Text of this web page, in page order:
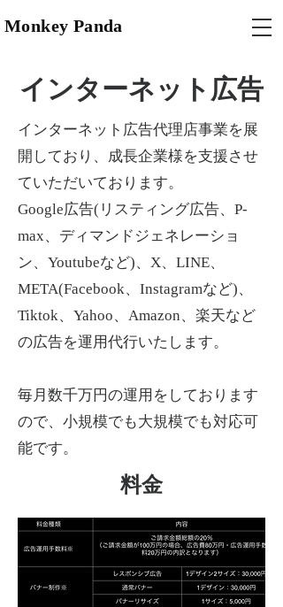
Monkey Panda
​インターネット広告
インターネット広告代理店事業を展
開しており、成長企業様を支援させ
ていただいております。
​Google広告(リスティング広告、P-
max、ディマンドジェネレーショ
ン、Youtubeなど)、X、LINE、
META(Facebook、Instagramなど)、
Tiktok、Yahoo、Amazon、楽天など
の広告を運用代行いたします。
​毎月数千万円の運用をしております
ので、小規模でも大規模でも対応可
能です。
料金